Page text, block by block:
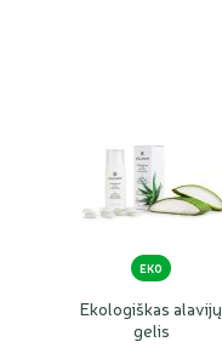
EKO
Ekologiškas alavijų
gelis